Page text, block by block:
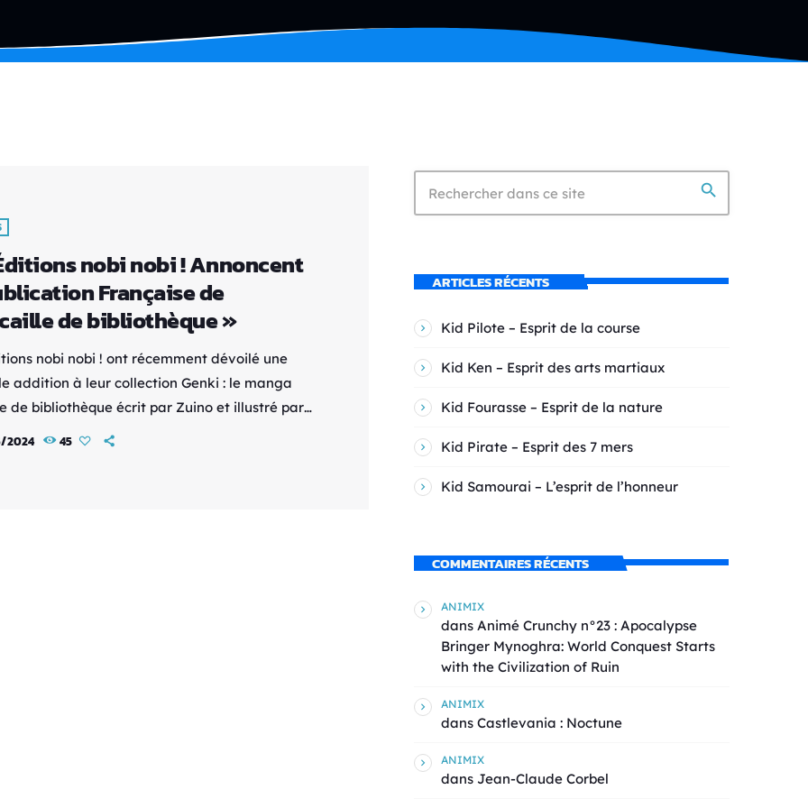
nobi nobi ! Annoncent
Française de
de bibliothèque »
nobi nobi ! ont récemment dévoilé une
addition à leur collection Genki : le manga
de bibliothèque écrit par Zuino et illustré par
Cette série prometteuse arrivera en
2024 45
search
ARTICLES RÉCENTS
Kid Pilote – Esprit de la course
Kid Ken – Esprit des arts martiaux
Kid Fourasse – Esprit de la nature
Kid Pirate – Esprit des 7 mers
Kid Samourai – L’esprit de l’honneur
COMMENTAIRES RÉCENTS
ANIMIX
dans Animé Crunchy n°23 : Apocalypse
Bringer Mynoghra: World Conquest Starts
with the Civilization of Ruin
ANIMIX
dans Castlevania : Noctune
ANIMIX
dans Jean-Claude Corbel